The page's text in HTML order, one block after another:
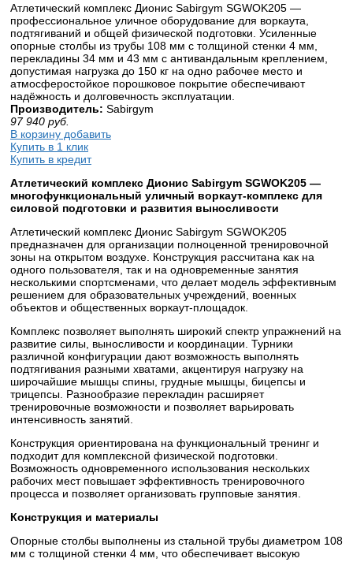
Атлетический комплекс Дионис Sabirgym SGWOK205 —
профессиональное уличное оборудование для воркаута,
подтягиваний и общей физической подготовки. Усиленные
опорные столбы из трубы 108 мм с толщиной стенки 4 мм,
перекладины 34 мм и 43 мм с антивандальным креплением,
допустимая нагрузка до 150 кг на одно рабочее место и
атмосферостойкое порошковое покрытие обеспечивают
надёжность и долговечность эксплуатации.
Производитель: Sabirgym
97 940 руб.
В корзину добавить
Купить в 1 клик
Купить в кредит
Атлетический комплекс Дионис Sabirgym SGWOK205 —
многофункциональный уличный воркаут-комплекс для
силовой подготовки и развития выносливости
Атлетический комплекс Дионис Sabirgym SGWOK205
предназначен для организации полноценной тренировочной
зоны на открытом воздухе. Конструкция рассчитана как на
одного пользователя, так и на одновременные занятия
несколькими спортсменами, что делает модель эффективным
решением для образовательных учреждений, военных
объектов и общественных воркаут-площадок.
Комплекс позволяет выполнять широкий спектр упражнений на
развитие силы, выносливости и координации. Турники
различной конфигурации дают возможность выполнять
подтягивания разными хватами, акцентируя нагрузку на
широчайшие мышцы спины, грудные мышцы, бицепсы и
трицепсы. Разнообразие перекладин расширяет
тренировочные возможности и позволяет варьировать
интенсивность занятий.
Конструкция ориентирована на функциональный тренинг и
подходит для комплексной физической подготовки.
Возможность одновременного использования нескольких
рабочих мест повышает эффективность тренировочного
процесса и позволяет организовать групповые занятия.
Конструкция и материалы
Опорные столбы выполнены из стальной трубы диаметром 108
мм с толщиной стенки 4 мм, что обеспечивает высокую